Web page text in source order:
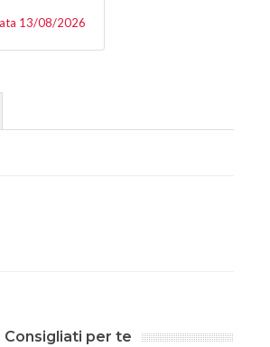
13/08/2026
Consigliati per te